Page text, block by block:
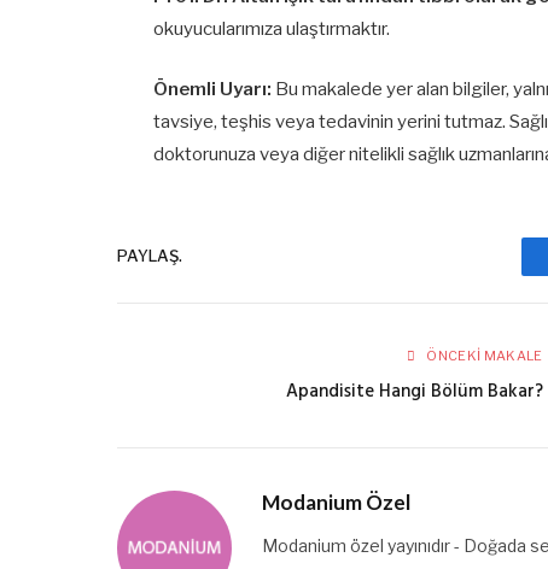
okuyucularımıza ulaştırmaktır.
Önemli Uyarı: Bu makalede yer alan bilgiler,
tavsiye, teşhis veya tedavinin yerini tutmaz.
doktorunuza veya diğer nitelikli sağlık uzmanlarına
PAYLAŞ.
ÖNCEKI MAKALE
Apandisite Hangi Bölüm Bakar?
Modanium Özel
Modanium özel yayınıdır - Doğada